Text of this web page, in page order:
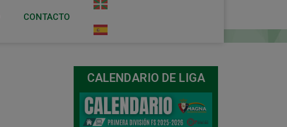
CONTACTO
CALENDARIO DE LIGA